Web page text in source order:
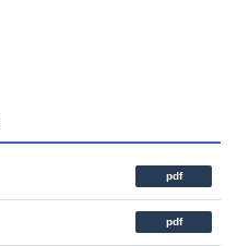
pdf
pdf